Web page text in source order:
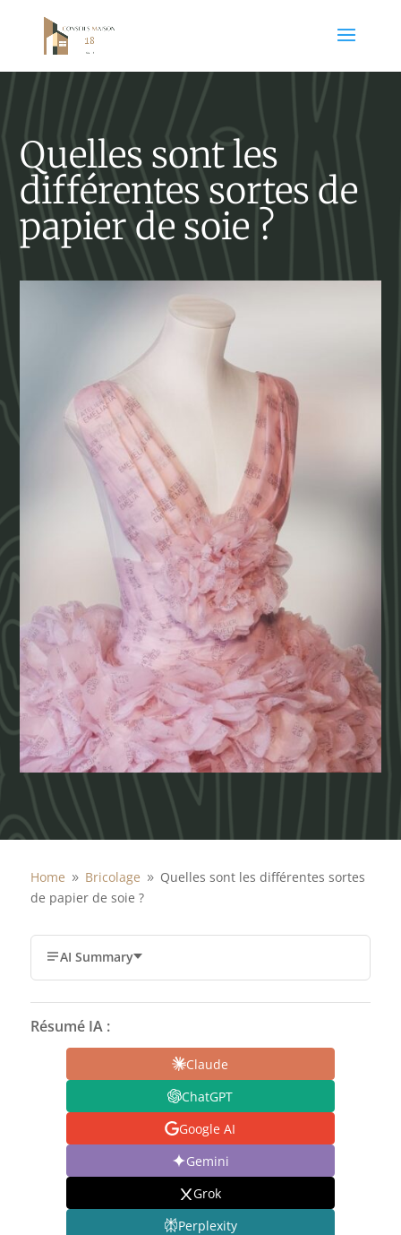
Quelles sont les
différentes sortes de
papier de soie ?
Home 9 Bricolage 9 Quelles sont les différentes sortes
de papier de soie ?
AI Summary
Résumé IA :
Claude
ChatGPT
Google AI
Gemini
Grok
Perplexity